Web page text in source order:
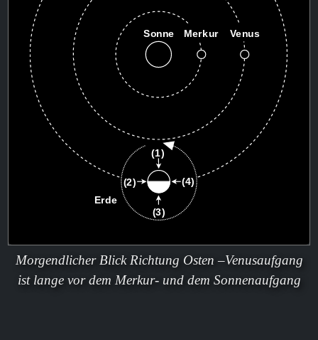
Morgendlicher Blick Richtung Osten –Venusaufgang
ist lange vor dem Merkur- und dem Sonnenaufgang